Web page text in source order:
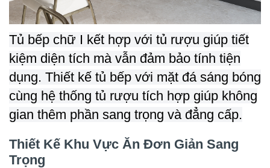
Tủ bếp chữ I kết hợp với tủ rượu giúp tiết
kiệm diện tích mà vẫn đảm bảo tính tiện
dụng. Thiết kế tủ bếp với mặt đá sáng bóng
cùng hệ thống tủ rượu tích hợp giúp không
gian thêm phần sang trọng và đẳng cấp.
Thiết Kế Khu Vực Ăn Đơn Giản Sang
Trọng